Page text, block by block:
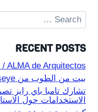
Search
for:
RECENT POSTS
/ ALMA de Arquitectos
بيت من الطوب من Birdseye | السجل المعماري
تشارك تامبا باي رايز
الاستخدامات حول